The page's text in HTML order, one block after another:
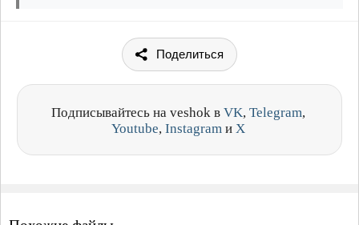
Поделиться
Подписывайтесь на veshok в VK, Telegram,
Youtube, Instagram и X